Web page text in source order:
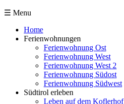
☰ Menu
Home
Ferienwohnungen
Ferienwohnung Ost
Ferienwohnung West
Ferienwohnung West 2
Ferienwohnung Südost
Ferienwohnung Südwest
Südtirol erleben
Leben auf dem Koflerhof